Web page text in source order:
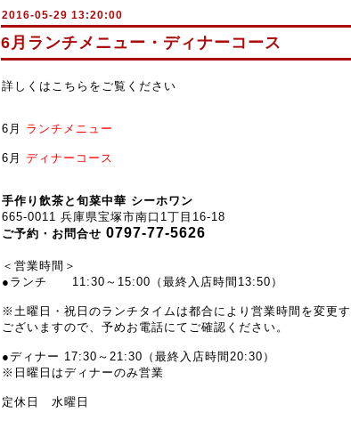
2016-05-29 13:20:00
6月ランチメニュー・ディナーコース
詳しくはこちらをご覧ください
6月 ランチメニュー
6月 ディナーコース
手作り飲茶と旬菜中華 シーホワン
665-0011 兵庫県宝塚市南口1丁目16-18
ご予約・お問合せ 0797-77-5626
＜営業時間＞
●ランチ 11:30～15:00（最終入店時間13:50）
※土曜日・祝日のランチタイムは都合により営業時間を変更
ございますので、予めお電話にてご確認ください。
●ディナー 17:30～21:30（最終入店時間20:30）
※日曜日はディナーのみ営業
定休日 水曜日